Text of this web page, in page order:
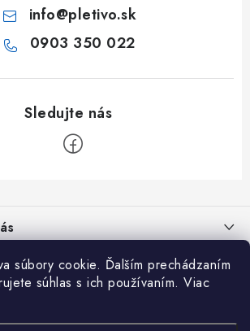
súbory cookie. Ďalším prechádzaním
súhlas s ich používaním. Viac
info@pletivo.sk
0903 350 022
údajov
veľkej záhrady
- PIA / 7:00 - 16:00 hod. SO / zatvorené NE